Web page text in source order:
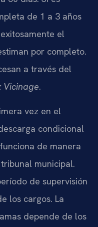
de 1 a 3 años
el
por completo.
a través del
Vicinage.
vez en el
condicional
de manera
municipal.
de supervisión
los cargos. La
depende de los